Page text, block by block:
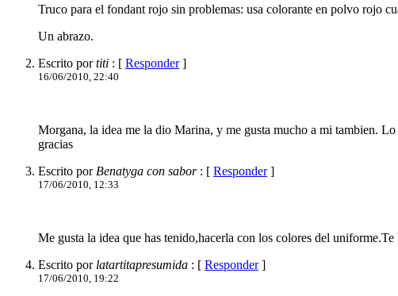
Truco para el fondant rojo sin problemas: usa colorante en polvo rojo
Un abrazo.
Escrito portiti : [ Responder]
16/06/2010, 22:40
Morgana, la idea me la dio Marina, y me gusta mucho a mi tambien.
gracias
Escrito por Benatyga con sabor : [ Responder]
17/06/2010, 12:33
Me gusta la idea que has tenido,hacerla con los colores del
Escrito por latartitapresumida : [ Responder]
17/06/2010, 19:22